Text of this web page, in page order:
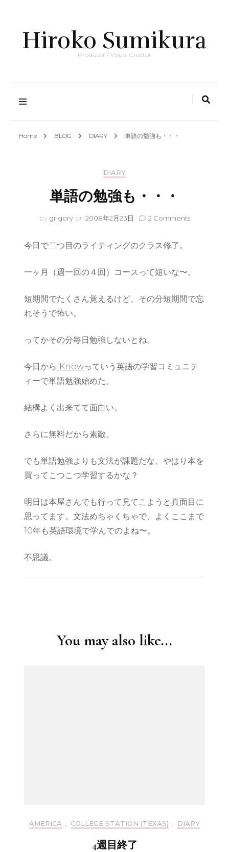
Hiroko Sumikura
Producer / Visual Creator
Home BLOG DIARY 単語の勉強も・・・
DIARY
単語の勉強も・・・
by grigory on 2008年2月23日 2 Commentson
今日で二つ目のライティングのクラス修了。
一ヶ月（週一回の４回）コースって短いな〜。
短期間でたくさん覚えるけど、その分短期間で忘
れそうで怖い。
ってかその分毎日勉強しないとね。
今日から iKnowっていう英語の学習コミュニテ
ィーで単語勉強始めた。
結構よく出来てて面白い。
さらに無料だから素敵。
でも単語勉強よりも文法が課題だな。やはり本を
買ってこつこつ学習するかな？
明日は本屋さんでも行って見てこようと真面目に
思ってます。文法めちゃくちゃで、よくここまで
10年も英語環境で学んでのよね〜。
不思議。
You may also like...
AMERICA , COLLEGE STATION (TEXAS) , DIARY
4週目終了